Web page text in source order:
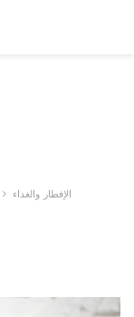
الإفطار والغداء